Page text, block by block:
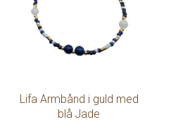
Lifa Armbånd i guld med
blå Jade